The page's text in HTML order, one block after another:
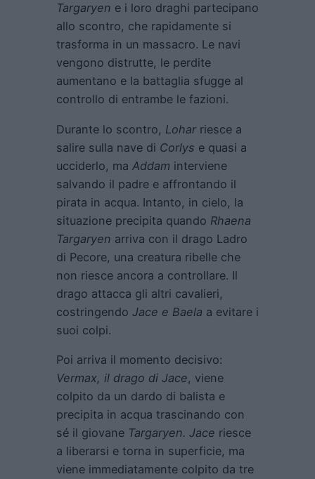
Targaryen e i loro draghi partecipano
allo scontro, che rapidamente si
trasforma in un massacro. Le navi
vengono distrutte, le perdite
aumentano e la battaglia sfugge al
controllo di entrambe le fazioni.
Durante lo scontro, Loharriesce a
salire sulla nave di Corlys e quasi a
ucciderlo, ma Addam interviene
salvando il padre e affrontando il
pirata in acqua. Intanto, in cielo, la
situazione precipita quando Rhaena
Targaryen arriva con il drago Ladro
di Pecore, una creatura ribelle che
non riesce ancora a controllare. Il
drago attacca gli altri cavalieri,
costringendo Jace e Baela a evitare i
suoi colpi.
Poi arriva il momento decisivo:
Vermax, il drago di Jace, viene
colpito da un dardo di balista e
precipita in acqua trascinando con
sé il giovane Targaryen. Jace riesce
a liberarsi e torna in superficie, ma
viene immediatamente colpito da tre